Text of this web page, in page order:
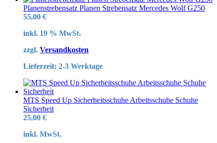
Planenstrebensatz Planen Strebensatz Mercedes Wolf G250
55,00 €
inkl. 19 % MwSt.
zzgl. Versandkosten
Lieferzeit: 2-3 Werktage
MTS Speed Up Sicherheitsschuhe Arbeitsschuhe Schuhe
Sicherheit
25,00 €
inkl. MwSt.